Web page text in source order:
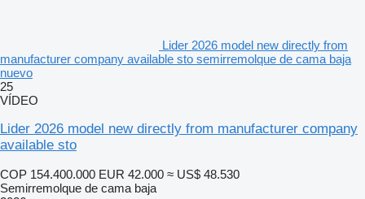
Lider 2026 model new directly from
manufacturer company available sto semirremolque de cama baja
nuevo
25
VÍDEO
Lider 2026 model new directly from manufacturer company
available sto
COP 154.400.000 EUR 42.000 ≈ US$ 48.530
Semirremolque de cama baja